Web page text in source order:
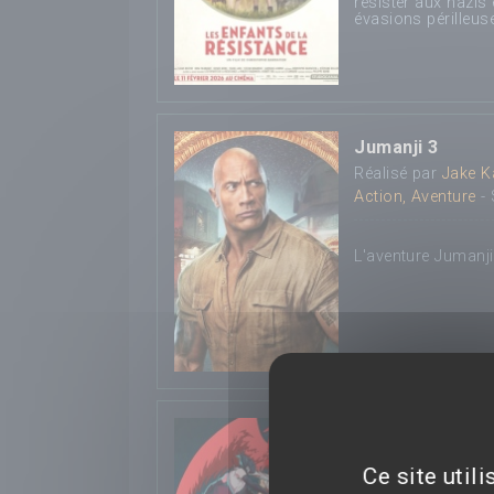
évasions
Jumanji 3
Réalisé par Jake
Action, Aventure -
L'aventure
Genre :
Ce site